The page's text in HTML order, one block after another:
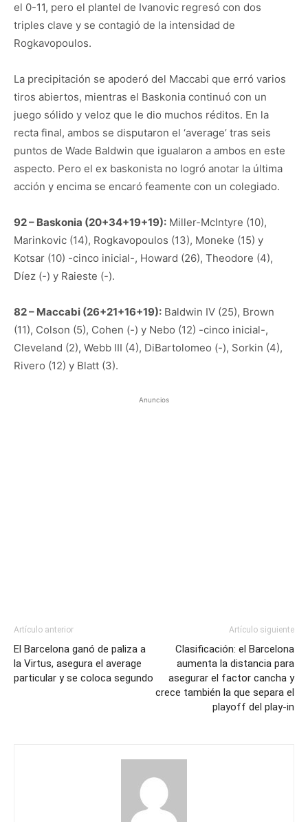
el 0-11, pero el plantel de Ivanovic regresó con dos
triples clave y se contagió de la intensidad de
Rogkavopoulos.
La precipitación se apoderó del Maccabi que erró varios
tiros abiertos, mientras el Baskonia continuó con un
juego sólido y veloz que le dio muchos réditos. En la
recta final, ambos se disputaron el ‘average’ tras seis
puntos de Wade Baldwin que igualaron a ambos en este
aspecto. Pero el ex baskonista no logró anotar la última
acción y encima se encaró feamente con un colegiado.
92 – Baskonia (20+34+19+19): Miller-McIntyre (10),
Marinkovic (14), Rogkavopoulos (13), Moneke (15) y
Kotsar (10) -cinco inicial-, Howard (26), Theodore (4),
Díez (-) y Raieste (-).
82 – Maccabi (26+21+16+19): Baldwin IV (25), Brown
(11), Colson (5), Cohen (-) y Nebo (12) -cinco inicial-,
Cleveland (2), Webb III (4), DiBartolomeo (-), Sorkin (4),
Rivero (12) y Blatt (3).
Anuncios
Artículo anterior
El Barcelona ganó de paliza a
la Virtus, asegura el average
particular y se coloca segundo
Artículo siguiente
Clasificación: el Barcelona
aumenta la distancia para
asegurar el factor cancha y
crece también la que separa el
playoff del play-in